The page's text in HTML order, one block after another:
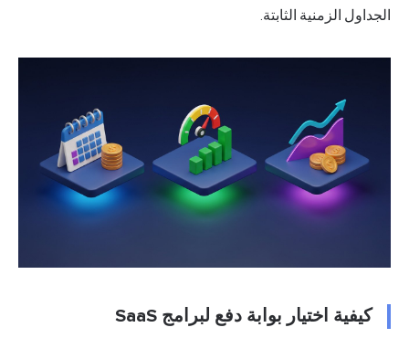
الجداول الزمنية الثابتة.
كيفية اختيار بوابة دفع لبرامج SaaS